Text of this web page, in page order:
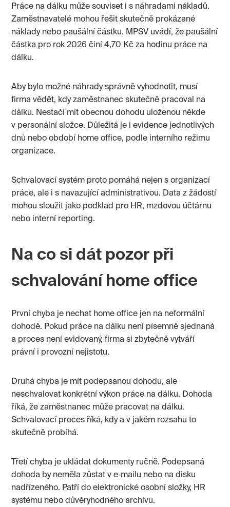
Práce na dálku může souviset i s náhradami nákladů.
Zaměstnavatelé mohou řešit skutečně prokázané
náklady nebo paušální částku. MPSV uvádí, že paušální
částka pro rok 2026 činí 4,70 Kč za hodinu práce na
dálku.
Aby bylo možné náhrady správně vyhodnotit, musí
firma vědět, kdy zaměstnanec skutečně pracoval na
dálku. Nestačí mít obecnou dohodu uloženou někde
v personální složce. Důležitá je i evidence jednotlivých
dnů nebo období home office, podle interního režimu
organizace.
Schvalovací systém proto pomáhá nejen s organizací
práce, ale i s navazující administrativou. Data z žádostí
mohou sloužit jako podklad pro HR, mzdovou účtárnu
nebo interní reporting.
Na co si dát pozor při
schvalování home office
První chyba je nechat home office jen na neformální
dohodě. Pokud práce na dálku není písemně sjednaná
a proces není evidovaný, firma si zbytečně vytváří
právní i provozní nejistotu.
Druhá chyba je mít podepsanou dohodu, ale
neschvalovat konkrétní výkon práce na dálku. Dohoda
říká, že zaměstnanec může pracovat na dálku.
Schvalovací proces říká, kdy a v jakém rozsahu to
skutečně probíhá.
Třetí chyba je ukládat dokumenty ručně. Podepsaná
dohoda by neměla zůstat v e‑mailu nebo na disku
nadřízeného. Patří do elektronické osobní složky, HR
systému nebo důvěryhodného archivu.